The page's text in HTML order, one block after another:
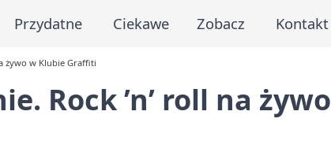
Przydatne Ciekawe Zobacz Kontakt
żywo w Klubie Graffiti
Rock ’n’ roll na żywo